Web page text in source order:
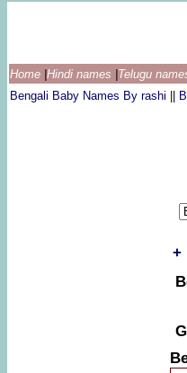
Home Hindi names Telugu
Bengali Baby Names By rashi
+